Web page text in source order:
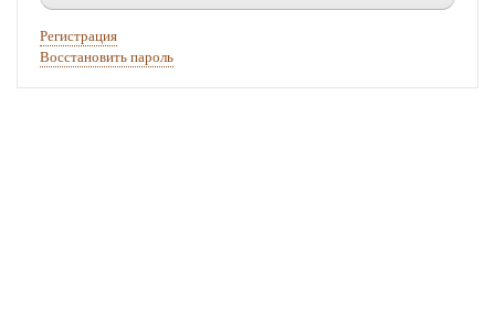
Регистрация
Восстановить пароль